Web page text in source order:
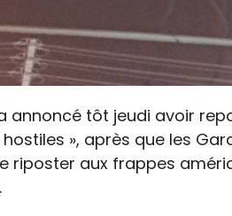
annoncé tôt jeudi avoir
», après que les
riposter aux frappes